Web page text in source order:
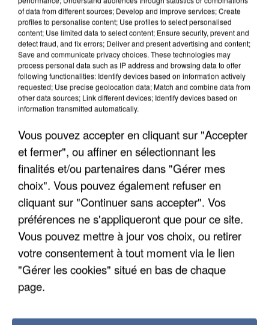
7 août 2026
Les données de 300 000 clients dérobées à
Intermarché après une...
Les données bancaires ne seraient pas
concernées.
of data from different sources; Develop and improve services; Create
profiles to personalise content; Use profiles to select personalised
content; Use limited data to select content; Ensure security, prevent and
detect fraud, and fix errors; Deliver and present advertising and content;
Save and communicate privacy choices. These technologies may
process personal data such as IP address and browsing data to offer
following functionalities: Identify devices based on information actively
requested; Use precise geolocation data; Match and combine data from
other data sources; Link different devices; Identify devices based on
information transmitted automatically.
Vous pouvez accepter en cliquant sur "Accepter
et fermer", ou affiner en sélectionnant les
finalités et/ou partenaires dans "Gérer mes
choix". Vous pouvez également refuser en
cliquant sur "Continuer sans accepter". Vos
préférences ne s'appliqueront que pour ce site.
Vous pouvez mettre à jour vos choix, ou retirer
votre consentement à tout moment via le lien
"Gérer les cookies" situé en bas de chaque
page.